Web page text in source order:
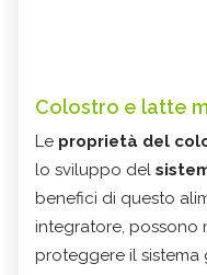
Colostro e latte
Le proprietà del
lo sviluppo del
benefici di questo
integratore, possono
proteggere il sistema